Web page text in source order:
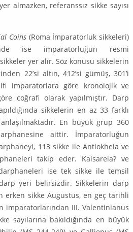
almazken, referanssız sikke sayısı
Coins(Roma İmparatorluk sikkeleri)
ise imparatorluğun resmi
yer alır. Söz konusu sikkelerin
22’si altın, 412’si gümüş, 301’i
imparatorlara göre kronolojik ve
coğrafi olarak yapılmıştır. Darp
sikkelerin en az 33 farklı
En büyük grup 360
aittir. İmparatorluğun
113 sikke ile Antiokheia ve
takip eder. Kaisareia? ve
ise tek sikke ile temsil
yeri belirsizdir. Sikkelerin darp
erken sikke Augustus, en geç tarihli
imparatorlarından III. Valentinianus
sayılarına bakıldığında en büyük